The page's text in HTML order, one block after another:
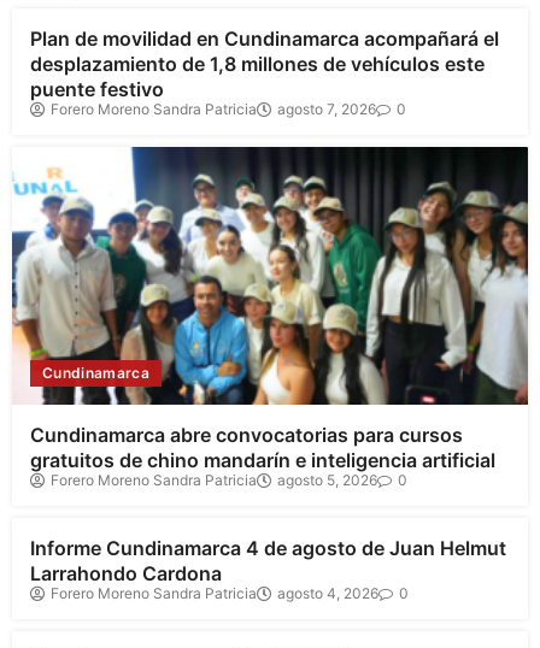
Plan de movilidad en Cundinamarca acompañará el
desplazamiento de 1,8 millones de vehículos este
puente festivo
Forero Moreno Sandra Patricia agosto 7, 2026 0
Cundinamarca
Cundinamarca abre convocatorias para cursos
gratuitos de chino mandarín e inteligencia artificial
Forero Moreno Sandra Patricia agosto 5, 2026 0
Cundinamarca
Informe Cundinamarca 4 de agosto de Juan Helmut
Larrahondo Cardona
Forero Moreno Sandra Patricia agosto 4, 2026 0
Cundinamarca